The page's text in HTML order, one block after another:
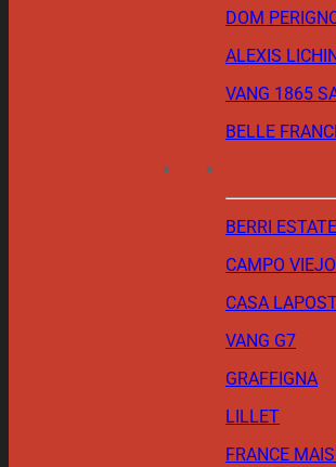
DOM
ALEXIS
VANG 1865
BELLE
BERRI
CAMPO VIEJO
CASA
VANG G7
GRAFFIGNA
LILLET
FRANCE